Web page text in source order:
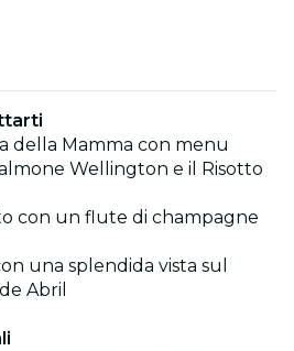
della Mamma con menu
Wellington e il Risotto
con un flute di champagne
una splendida vista sul
Abril